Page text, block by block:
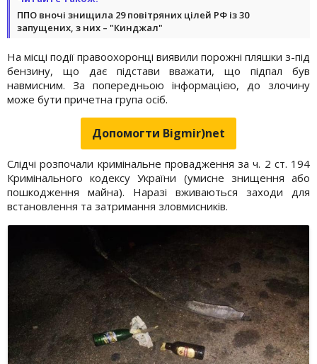
ППО вночі знищила 29 повітряних цілей РФ із 30
запущених, з них – "Кинджал"
На місці події правоохоронці виявили порожні пляшки з-під
бензину, що дає підстави вважати, що підпал був
навмисним. За попередньою інформацією, до злочину
може бути причетна група осіб.
Допомогти Bigmir)net
Слідчі розпочали кримінальне провадження за ч. 2 ст. 194
Кримінального кодексу України (умисне знищення або
пошкодження майна). Наразі вживаються заходи для
встановлення та затримання зловмисників.